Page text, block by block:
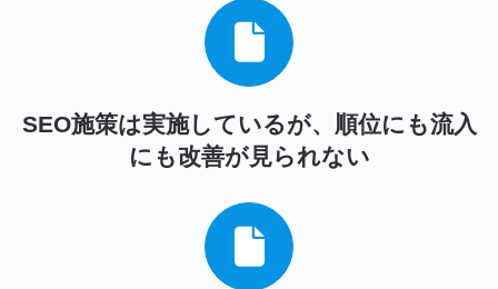
SEO施策は実施しているが、順位にも流入
にも改善が見られない